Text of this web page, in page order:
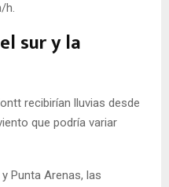
h.
sur y la
recibirían lluvias desde
que podría variar
Punta Arenas, las